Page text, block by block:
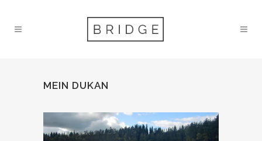
MEIN DUKAN